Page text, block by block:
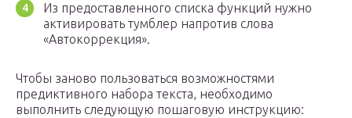
Из предоставленного списка функций нужно
активировать тумблер напротив слова
«Автокоррекция».
Чтобы заново пользоваться возможностями
предиктивного набора текста, необходимо
выполнить следующую пошаговую инструкцию: